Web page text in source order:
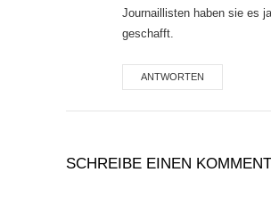
Journaillisten haben sie es
geschafft.
ANTWORTEN
SCHREIBE EINEN